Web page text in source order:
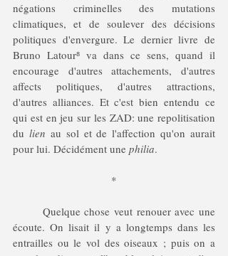
négations criminelles des mutations
climatiques, et de soulever des décisions
politiques d'envergure. Le dernier livre de
Bruno Latour⁸ va dans ce sens, quand il
encourage d'autres attachements, d'autres
affects politiques, d'autres attractions,
d'autres alliances. Et c'est bien entendu ce
qui est en jeu sur les ZAD: une repolitisation
du lien au sol et de l'affection qu'on aurait
pour lui. Décidément une philia.
*
écoute. On lisait il y a longtemps dans les
entrailles ou le vol des oiseaux ; puis on a